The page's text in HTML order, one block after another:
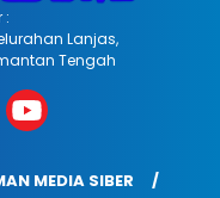
:
Lanjas,
Tengah
MEDIA SIBER